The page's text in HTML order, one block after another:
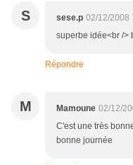
S sese.p 02/12/2008
superbe idée<br />
Répondre
M Mamoune 02/12/
C'est une très
bonne journée